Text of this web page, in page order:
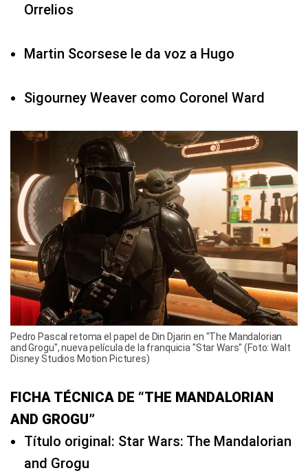
Orrelios
Martin Scorsese le da voz a Hugo
Sigourney Weaver como Coronel Ward
Pedro Pascal retoma el papel de Din Djarin en "The Mandalorian
and Grogu", nueva película de la franquicia "Star Wars" (Foto: Walt
Disney Studios Motion Pictures)
FICHA TÉCNICA DE “THE MANDALORIAN
AND GROGU”
Título original: Star Wars: The Mandalorian
and Grogu